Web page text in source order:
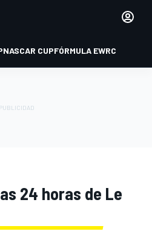
NASCAR CUPFÓRMULA EWRC
24 horas de Le